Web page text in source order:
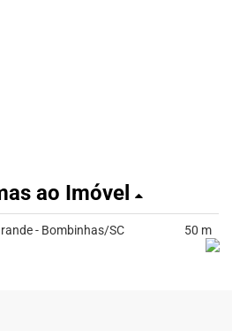
ao Imóvel
- Bombinhas/SC 50 m